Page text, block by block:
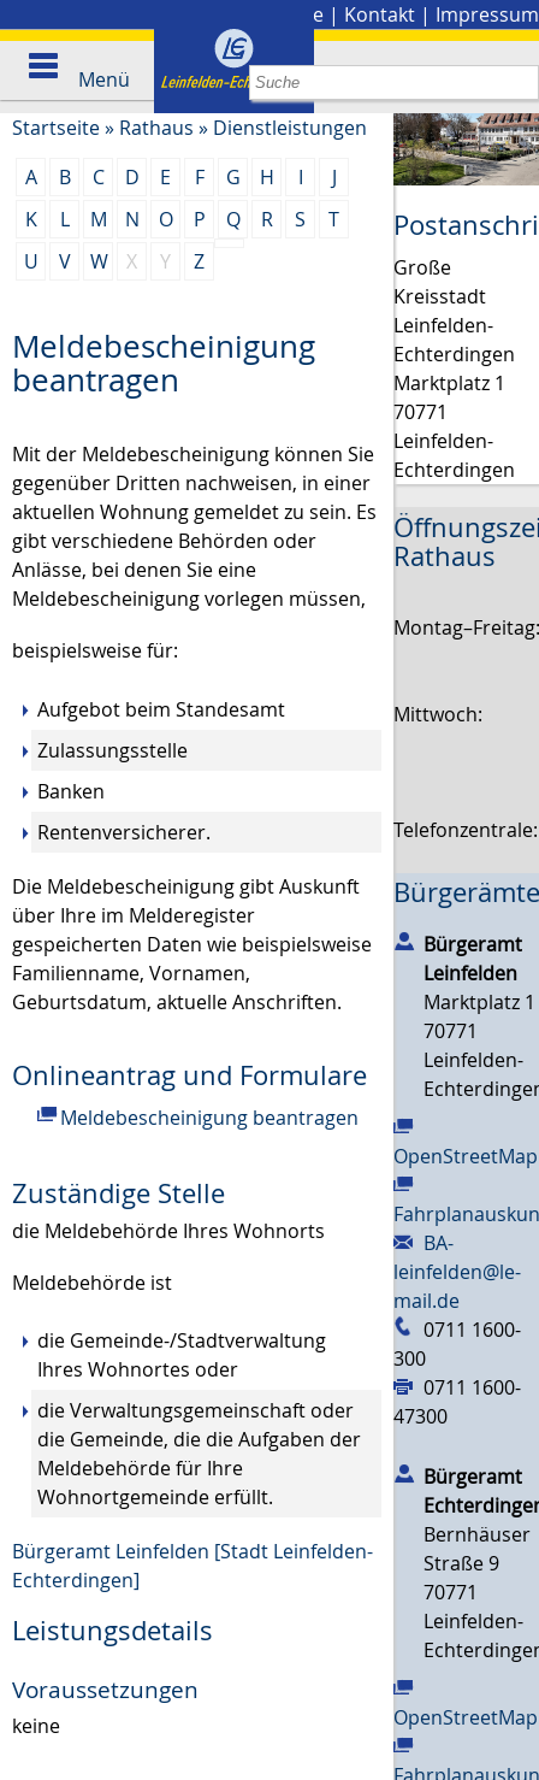
Presse | Kontakt | Impressum
Menü
Startseite» Rathaus » Dienstleistungen
A
B C D E F G H I
J
K
L M N O P Q R S
T
U
V W X Y Z
Meldebescheinigung
beantragen
Mit der Meldebescheinigung können Sie
gegenüber Dritten nachweisen, in einer
aktuellen Wohnung gemeldet zu sein. Es
gibt verschiedene Behörden oder
Anlässe, bei denen Sie eine
Meldebescheinigung vorlegen müssen,
beispielsweise für:
Aufgebot beim Standesamt
Zulassungsstelle
Banken
Rentenversicherer.
Die Meldebescheinigung gibt Auskunft
über Ihre im Melderegister
gespeicherten Daten wie beispielsweise
Familienname, Vornamen,
Geburtsdatum, aktuelle Anschriften.
Onlineantrag und Formulare
Meldebescheinigung beantragen
Zuständige Stelle
die Meldebehörde Ihres Wohnorts
Meldebehörde ist
die Gemeinde-/Stadtverwaltung
Ihres Wohnortes oder
die Verwaltungsgemeinschaft oder
die Gemeinde, die die Aufgaben der
Meldebehörde für Ihre
Wohnortgemeinde erfüllt.
Bürgeramt Leinfelden [Stadt Leinfelden-
Echterdingen]
Leistungsdetails
Voraussetzungen
keine
Große
Kreisstadt
Leinfelden-
Echterdingen
Marktplatz 1
70771
Leinfelden-
Echterdingen
Rathaus
Mittwoch:
Bürgeramt
Leinfelden
Marktplatz 1
70771
Leinfelden-
OpenStreetMap
BA-
leinfelden@le-
mail.de
0711 1600-
300
0711 1600-
47300
Bürgeramt
Bernhäuser
Straße 9
70771
Leinfelden-
OpenStreetMap